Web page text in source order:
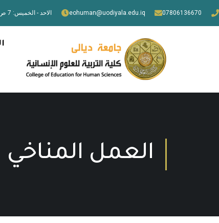
07806136670
eohuman@uodiyala.edu.iq الاحد - الخميس: 7 ص - 3 م
العمل المناخي